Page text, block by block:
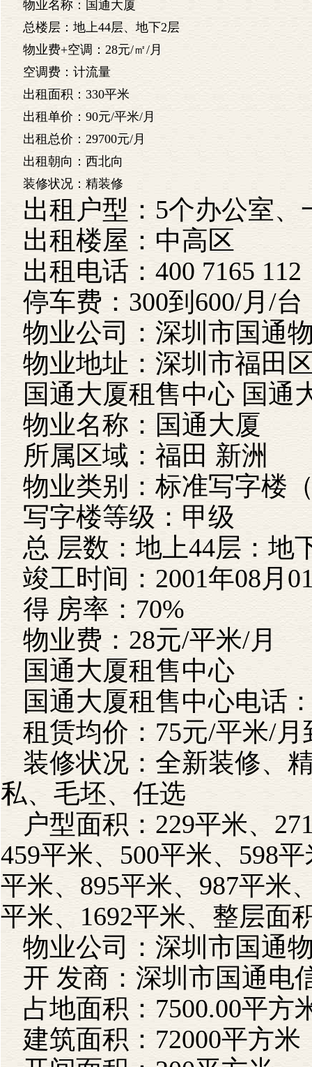
物业名称：国通大厦
总楼层：地上44层、地下2层
物业费+空调：28元/㎡/月
空调费：计流量
出租面积：330平米
出租单价：90元/平米/月
出租总价：29700元/月
出租朝向：西北向
装修状况：精装修
出租户型：5个办公室、
出租楼屋：中高区
出租电话：400 7165 112
停车费：300到600/月/台
物业公司：深圳市国通
物业地址： 深圳市福田
国通大厦租售中心 国通
物业名称： 国通大厦
所属区域：福田
物业类别：标准写字楼
写字楼等级：甲级
总 层数：地上44层：地
竣工时间：2001年08月
得 房率：70%
物业费：28元/平米/月
国通大厦租售中心
国通大厦租售中心电话
租赁均价：75元/平米/月
装修状况：全新装修、
私、毛坯、任选
户型面积：229平米、
459平米、500平米、598
平米、895平米、987平米
平米、1692平米、整层面
物业公司：深圳市国通
开 发商：深圳市国通电
占地面积：7500.00平方
建筑面积：72000平方米